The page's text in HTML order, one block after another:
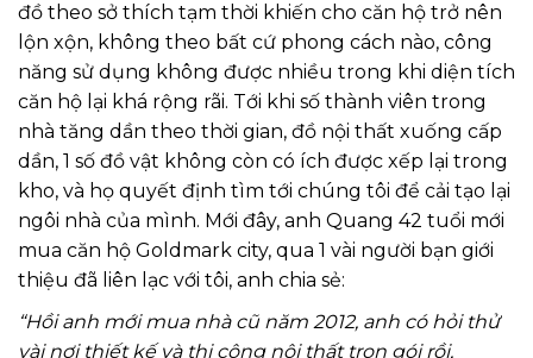
đồ theo sở thích tạm thời khiến cho căn hộ trở nên
lộn xộn, không theo bất cứ phong cách nào, công
năng sử dụng không được nhiều trong khi diện tích
căn hộ lại khá rộng rãi. Tới khi số thành viên trong
nhà tăng dần theo thời gian, đồ nội thất xuống cấp
dần, 1 số đồ vật không còn có ích được xếp lại trong
kho, và họ quyết định tìm tới chúng tôi để cải tạo lại
ngôi nhà của mình. Mới đây, anh Quang 42 tuổi mới
mua căn hộ Goldmark city, qua 1 vài người bạn giới
thiệu đã liên lạc với tôi, anh chia sẻ:
“Hồi anh mới mua nhà cũ năm 2012, anh có hỏi thử
vài nơi thiết kế và thi công nội thất trọn gói rồi,